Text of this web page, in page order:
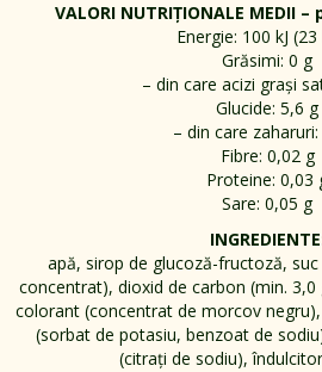
VALORI NUTRIȚIONALE MEDII
Energie: 100 kJ
Grăsimi: 0 g
– din care acizi grași
Glucide: 5,6 g
– din care
Fibre: 0,02 g
Proteine: 0,03
Sare: 0,05 g
apă, sirop de glucoză-fructoză, suc
concentrat), dioxid de carbon (min.
colorant (concentrat de morcov
(sorbat de potasiu, benzoat de
(citrați de sodiu),